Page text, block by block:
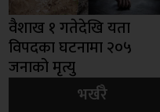
वैशाख १ गतेदेखि यता
विपदका घटनामा २०५
जनाको मृत्यु
भर्खरै